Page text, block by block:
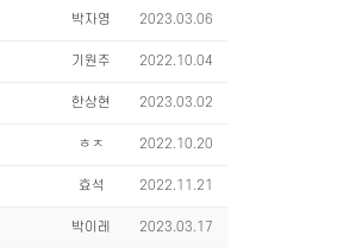
박자영 2023.03.06
기원주 2022.10.04
한상현 2023.03.02
ㅎㅈ 2022.10.20
효석 2022.11.21
박이레 2023.03.17